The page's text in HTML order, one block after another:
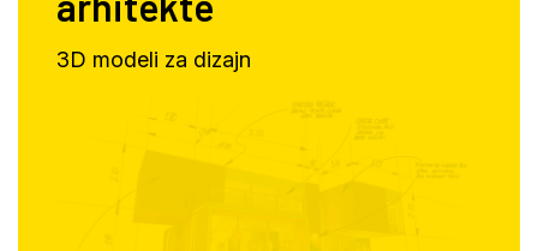
3D modeli za dizajn